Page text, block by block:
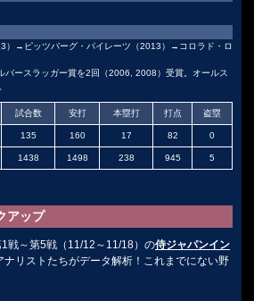
）→ピッツバーグ・パイレーツ（2013）→コロラド・ロ
バースラッガー賞を2回（2006, 2008）受賞。オールス
試合数 安打 本塁打 打点 盗塁
135 160 17 82 0
1438 1498 238 945 5
アップ
戦～第5戦（11/12～11/18）の侍ジャパンイン
ナリストたちがデータ解析！これまでにない野